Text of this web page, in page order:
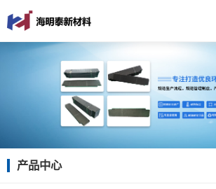
产品中心